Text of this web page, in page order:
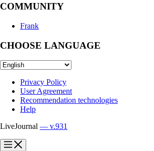
COMMUNITY
Frank
CHOOSE LANGUAGE
Privacy Policy
User Agreement
Recommendation technologies
Help
LiveJournal — v.931
?
?